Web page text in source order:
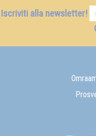
Iscriviti alla newsletter!